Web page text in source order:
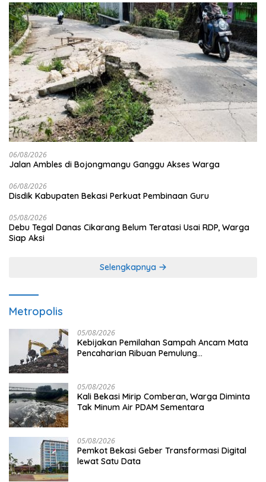
06/08/2026
Jalan Ambles di Bojongmangu Ganggu Akses Warga
06/08/2026
Disdik Kabupaten Bekasi Perkuat Pembinaan Guru
05/08/2026
Debu Tegal Danas Cikarang Belum Teratasi Usai RDP, Warga
Siap Aksi
Selengkapnya
Metropolis
05/08/2026
Kebijakan Pemilahan Sampah Ancam Mata
Pencaharian Ribuan Pemulung
05/08/2026
Kali Bekasi Mirip Comberan, Warga Diminta
Tak Minum Air PDAM Sementara
05/08/2026
Pemkot Bekasi Geber Transformasi Digital
lewat Satu Data